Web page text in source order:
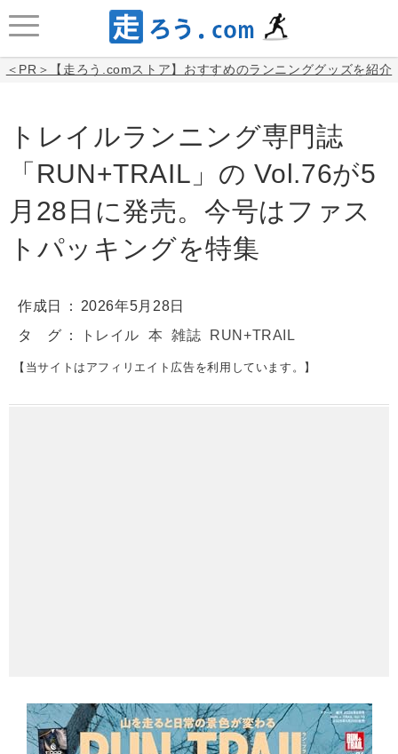
＜PR＞【走ろう.comストア】おすすめのランニンググッズを紹介
トレイルランニング専門誌
「RUN+TRAIL」の Vol.76が5
月28日に発売。今号はファス
トパッキングを特集
作成日
2026年5月28日
タ グ
トレイル 本 雑誌 RUN+TRAIL
【当サイトはアフィリエイト広告を利用しています。】